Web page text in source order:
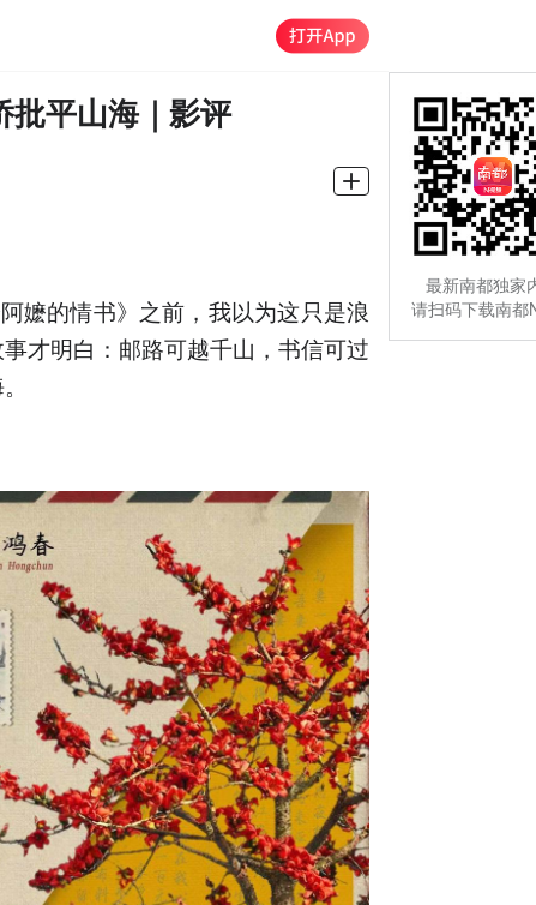
批平山海｜影评
嬷的情书》之前，我以为这只是浪
才明白：邮路可越千山，书信可过
最新南都独家
请扫码下载南都